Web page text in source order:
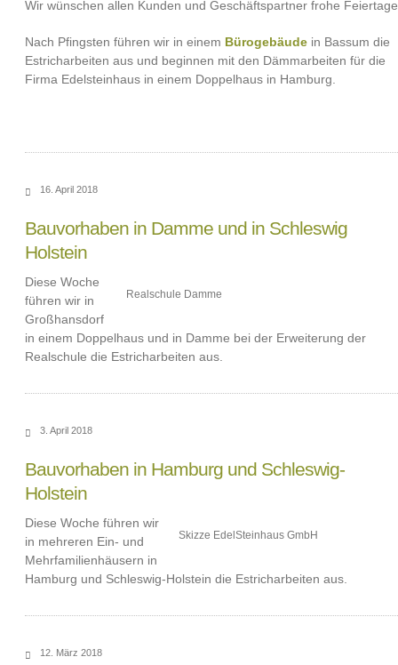
Wir wünschen allen Kunden und Geschäftspartner frohe
Nach Pfingsten führen wir in einem Bürogebäude in Bassum die
Estricharbeiten aus und beginnen mit den Dämmarbeiten für die
Firma Edelsteinhaus in einem Doppelhaus in Hamburg.
16. April 2018
Bauvorhaben in Damme und in Schleswig
Holstein
Realschule Damme
Diese Woche
führen wir in
Großhansdorf
in einem Doppelhaus und in Damme bei der Erweiterung der
Realschule die Estricharbeiten aus.
3. April 2018
Bauvorhaben in Hamburg und Schleswig-
Holstein
Skizze EdelSteinhaus GmbH
Diese Woche führen wir
in mehreren Ein- und
Mehrfamilienhäusern in
Hamburg und Schleswig-Holstein die Estricharbeiten aus.
12. März 2018